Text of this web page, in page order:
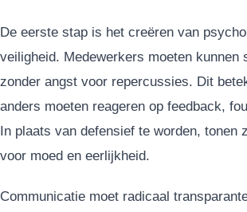
De eerste stap is het creëren van
veiligheid. Medewerkers moeten kunnen
zonder angst voor repercussies. Dit
anders moeten reageren op feedback,
In plaats van defensief te worden, tonen
voor moed en eerlijkheid.
Communicatie moet radicaal